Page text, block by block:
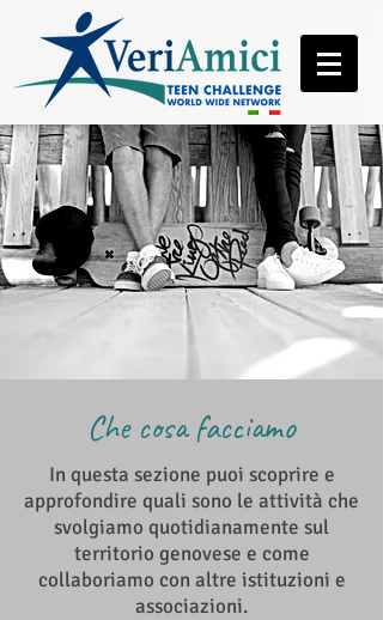
Che cosa facciamo
In questa sezione puoi scoprire e
approfondire quali sono le attività che
svolgiamo quotidianamente sul
territorio genovese e come
collaboriamo con altre istituzioni e
associazioni.